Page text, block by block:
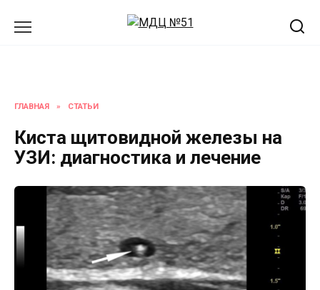
ГЛАВНАЯ » СТАТЬИ
Киста щитовидной железы на
УЗИ: диагностика и лечение